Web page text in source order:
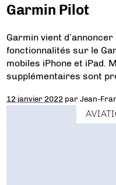
Garmin Pilot
Garmin vient
fonctionnalités sur le
mobiles iPhone et iPad.
supplémentaires sont
12 janvier 2022 parJean-